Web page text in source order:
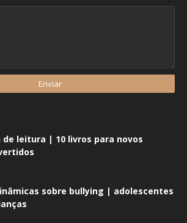
de leitura | 10 livros para novos
sobre bullying | adolescentes